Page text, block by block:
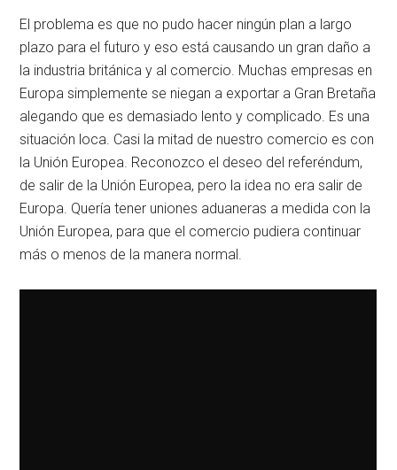
El problema es que no pudo hacer ningún plan a largo
plazo para el futuro y eso está causando un gran daño a
la industria británica y al comercio. Muchas empresas en
Europa simplemente se niegan a exportar a Gran Bretaña
alegando que es demasiado lento y complicado. Es una
situación loca. Casi la mitad de nuestro comercio es con
la Unión Europea. Reconozco el deseo del referéndum,
de salir de la Unión Europea, pero la idea no era salir de
Europa. Quería tener uniones aduaneras a medida con la
Unión Europea, para que el comercio pudiera continuar
más o menos de la manera normal.